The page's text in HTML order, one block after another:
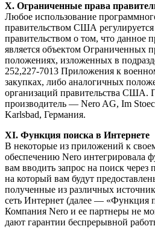
X. Ограниченные права
Любое использование
правительством США
правительством о том, что данное
является объектом Ограниченных
положениях, изложенных в
252,227-7013 Приложения к
закупках, либо аналогичных
организаций правительства США.
производитель — Nero AG, Im
Karlsbad, Германия.
XI. Функция поиска в Интернете
В некоторые из приложений к
обеспечению Nero
вам вводить запрос на поиск через
на который вам будут
полученные из различных
сеть Интернет (далее — «Функция
Компания Nero и ее партнеры не
дают гарантии беспрерывной